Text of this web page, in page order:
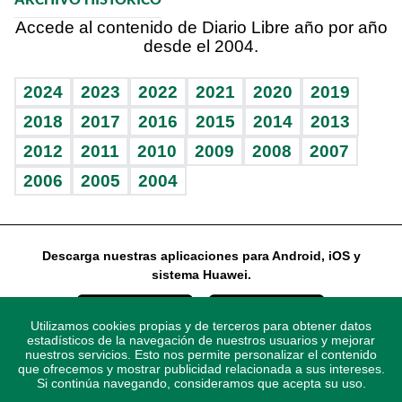
Vida y familia
Eñe
Celebrando la vida
Sin complejos
En pocas palabras
Escuchando al corazón
Economía Personal
Consulta Libre
BRV
TBT Deportivo
Más firmas
Hecho en casa
Guía del dinero
Cumpleaños
Horóscopos
Accede al contenido de Diario Libre año por año
desde el 2004.
2024 2023 2022 2021 2020
2019
2018
2017 2016 2015 2014
2013
2012
2011 2010 2009 2008
2007
2006
2005 2004
Descarga nuestras aplicaciones para Android, iOS y
sistema Huawei.
Utilizamos cookies propias y de terceros para obtener datos
estadísticos de la navegación de nuestros usuarios y mejorar
nuestros servicios. Esto nos permite personalizar el contenido
que ofrecemos y mostrar publicidad relacionada a sus intereses.
Si continúa navegando, consideramos que acepta su uso.